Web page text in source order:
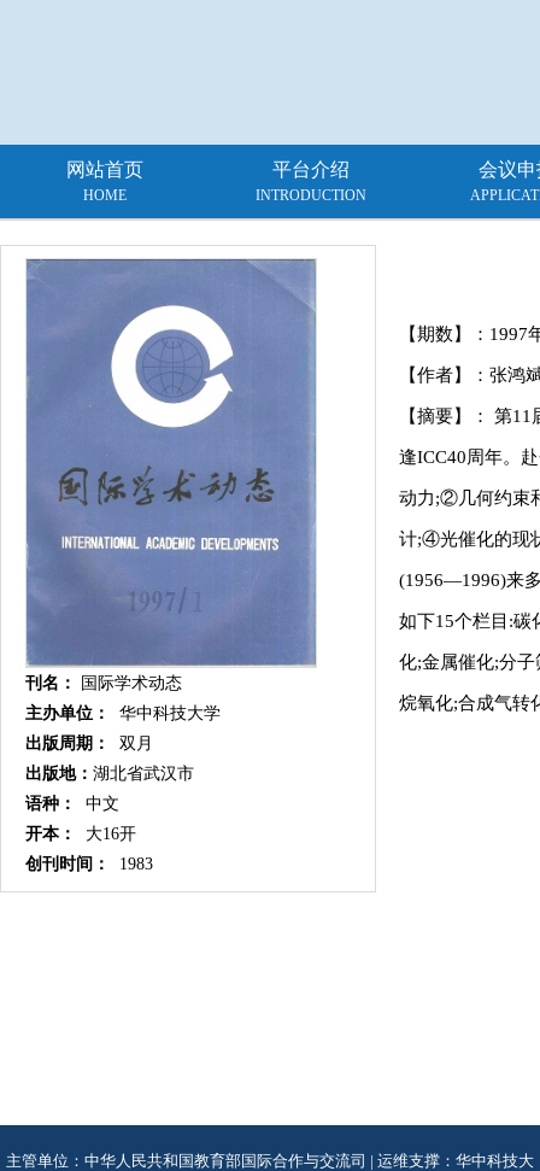
网站首页
HOME
平台介绍
INTRODUCTION
会议申
刊名：
国际学术动态
主办单位：
华中科技大学
出版周期：
双月
出版地： 湖北省武汉市
语种：
中文
开本：
大16开
创刊时间：
1983
【期数】： 1997
【作者】：张鸿
【摘要】： 第
逢ICC40周年。
动力;②几何约束
计;④光催化的现
(1956—1996)来
如下15个栏目:碳
化;金属催化;分
烷氧化;合成气转
主管单位：中华人民共和国教育部国际合作与交流司 | 运维支撑：华中科技大